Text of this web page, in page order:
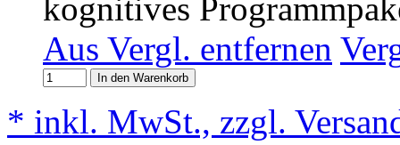
kognitives
Aus Vergl. entfernen
In den Warenkorb
* inkl. MwSt., zzgl.